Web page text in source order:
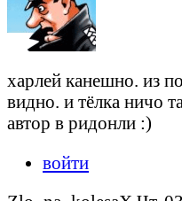
харлей канешно. из
видно. и тёлка ничо
автор в ридонли :)
войти